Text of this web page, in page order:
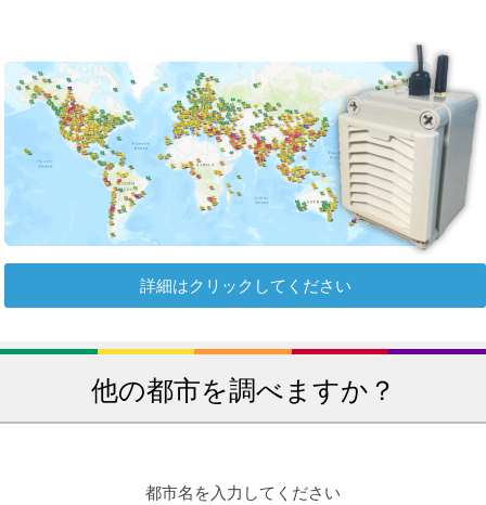
詳細はクリックしてください
他の都市を調べますか？
都市名を入力してください